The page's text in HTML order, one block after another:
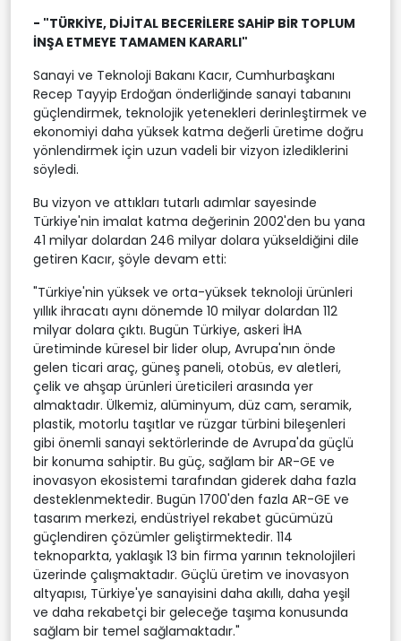
- "TÜRKİYE, DİJİTAL BECERİLERE SAHİP BİR TOPLUM
İNŞA ETMEYE TAMAMEN KARARLI"
Sanayi ve Teknoloji Bakanı Kacır, Cumhurbaşkanı
Recep Tayyip Erdoğan önderliğinde sanayi tabanını
güçlendirmek, teknolojik yetenekleri derinleştirmek ve
ekonomiyi daha yüksek katma değerli üretime doğru
yönlendirmek için uzun vadeli bir vizyon izlediklerini
söyledi.
Bu vizyon ve attıkları tutarlı adımlar sayesinde
Türkiye'nin imalat katma değerinin 2002'den bu yana
41 milyar dolardan 246 milyar dolara yükseldiğini dile
getiren Kacır, şöyle devam etti:
"Türkiye'nin yüksek ve orta-yüksek teknoloji ürünleri
yıllık ihracatı aynı dönemde 10 milyar dolardan 112
milyar dolara çıktı. Bugün Türkiye, askeri İHA
üretiminde küresel bir lider olup, Avrupa'nın önde
gelen ticari araç, güneş paneli, otobüs, ev aletleri,
çelik ve ahşap ürünleri üreticileri arasında yer
almaktadır. Ülkemiz, alüminyum, düz cam, seramik,
plastik, motorlu taşıtlar ve rüzgar türbini bileşenleri
gibi önemli sanayi sektörlerinde de Avrupa'da güçlü
bir konuma sahiptir. Bu güç, sağlam bir AR-GE ve
inovasyon ekosistemi tarafından giderek daha fazla
desteklenmektedir. Bugün 1700'den fazla AR-GE ve
tasarım merkezi, endüstriyel rekabet gücümüzü
güçlendiren çözümler geliştirmektedir. 114
teknoparkta, yaklaşık 13 bin firma yarının teknolojileri
üzerinde çalışmaktadır. Güçlü üretim ve inovasyon
altyapısı, Türkiye'ye sanayisini daha akıllı, daha yeşil
ve daha rekabetçi bir geleceğe taşıma konusunda
sağlam bir temel sağlamaktadır."